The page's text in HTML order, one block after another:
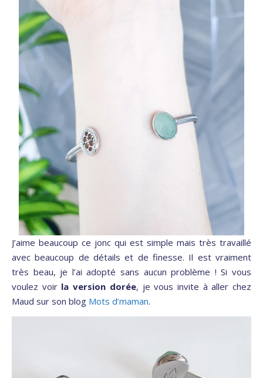
J’aime beaucoup ce jonc qui est simple mais très travaillé
avec beaucoup de détails et de finesse. Il est vraiment
très beau, je l’ai adopté sans aucun problème ! Si vous
voulez voir la version dorée, je vous invite à aller chez
Maud sur son blog Mots d’maman.